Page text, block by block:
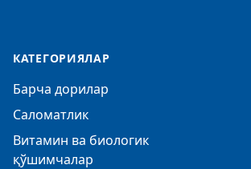
КАТЕГОРИЯЛАР
Барча дорилар
Саломатлик
Витамин ва биологик
қўшимчалар